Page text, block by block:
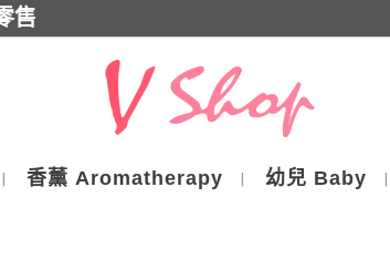
售
香薰 Aromatherapy 幼兒 Baby